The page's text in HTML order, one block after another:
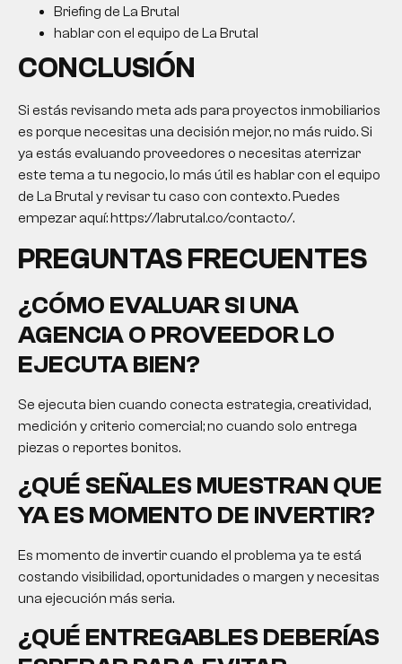
Briefing de La Brutal
hablar con el equipo de La Brutal
CONCLUSIÓN
Si estás revisando meta ads para proyectos inmobiliarios
es porque necesitas una decisión mejor, no más ruido. Si
ya estás evaluando proveedores o necesitas aterrizar
este tema a tu negocio, lo más útil es hablar con el equipo
de La Brutal y revisar tu caso con contexto. Puedes
empezar aquí: https://labrutal.co/contacto/.
PREGUNTAS FRECUENTES
¿CÓMO EVALUAR SI UNA
AGENCIA O PROVEEDOR LO
EJECUTA BIEN?
Se ejecuta bien cuando conecta estrategia, creatividad,
medición y criterio comercial; no cuando solo entrega
piezas o reportes bonitos.
¿QUÉ SEÑALES MUESTRAN QUE
YA ES MOMENTO DE INVERTIR?
Es momento de invertir cuando el problema ya te está
costando visibilidad, oportunidades o margen y necesitas
una ejecución más seria.
¿QUÉ ENTREGABLES DEBERÍAS